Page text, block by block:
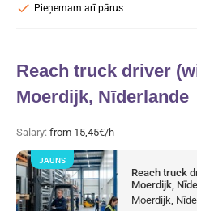
Pieņemam arī pārus
check
Reach truck driver
Moerdijk, Nīderlande
Salary: from 15,45€/h
Reach truck
Moerdijk,
Moerdijk,
JAUNS